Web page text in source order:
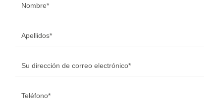
Nombre*
Apellidos*
Su dirección de correo electrónico*
Teléfono*